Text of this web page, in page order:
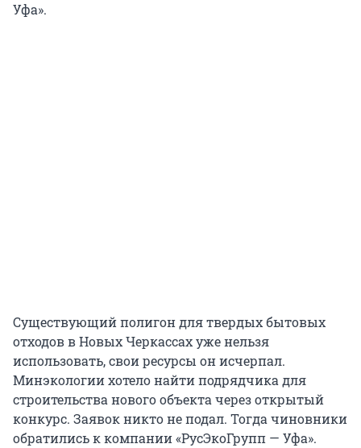
Уфа».
Существующий полигон для твердых бытовых
отходов в Новых Черкассах уже нельзя
использовать, свои ресурсы он исчерпал.
Минэкологии хотело найти подрядчика для
строительства нового объекта через открытый
конкурс. Заявок никто не подал. Тогда чиновники
обратились к компании «РусЭкоГрупп — Уфа».